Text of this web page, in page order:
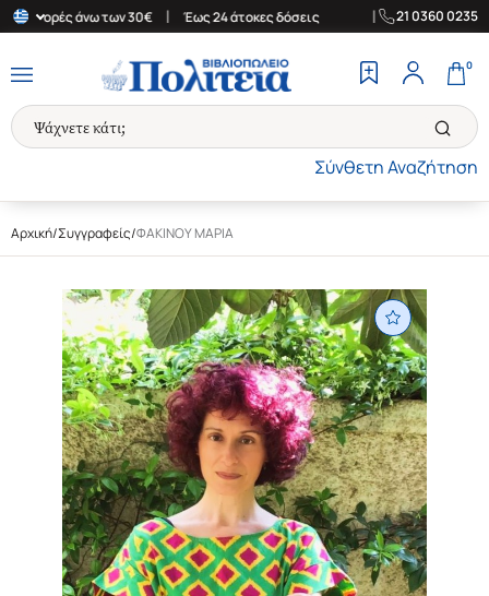
αγορές άνω των 30€ Έως 24 άτοκες δόσεις Δωρεάν
21 0360 0235
Σύνθετη Αναζήτηση
0
Αρχική/Συγγραφείς/ΦΑΚΙΝΟΥ ΜΑΡΙΑ